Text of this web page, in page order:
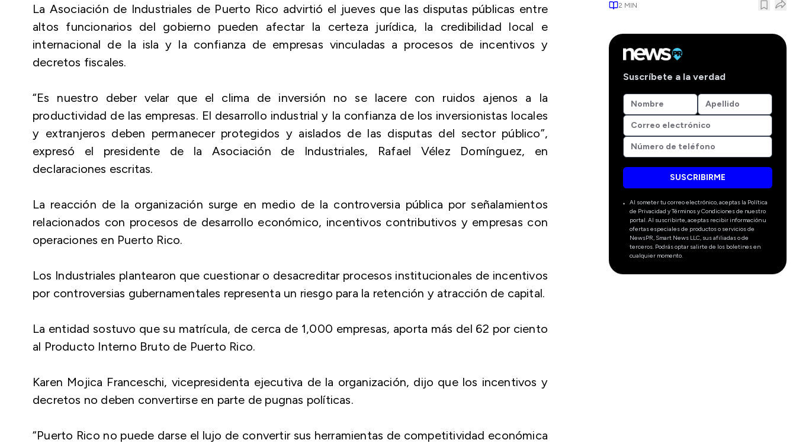
La Asociación de Industriales de Puerto Rico advirtió el jueves que las disputas públicas entre
altos funcionarios del gobierno pueden afectar la certeza jurídica, la credibilidad local e
internacional de la isla y la confianza de empresas vinculadas a procesos de incentivos y
decretos fiscales.
“Es nuestro deber velar que el clima de inversión no se lacere con ruidos ajenos a la
productividad de las empresas. El desarrollo industrial y la confianza de los inversionistas locales
y extranjeros deben permanecer protegidos y aislados de las disputas del sector público”,
expresó el presidente de la Asociación de Industriales, Rafael Vélez Domínguez, en
declaraciones escritas.
La reacción de la organización surge en medio de la controversia pública por señalamientos
relacionados con procesos de desarrollo económico, incentivos contributivos y empresas con
operaciones en Puerto Rico.
Los Industriales plantearon que cuestionar o desacreditar procesos institucionales de incentivos
por controversias gubernamentales representa un riesgo para la retención y atracción de capital.
La entidad sostuvo que su matrícula, de cerca de 1,000 empresas, aporta más del 62 por ciento
al Producto Interno Bruto de Puerto Rico.
Karen Mojica Franceschi, vicepresidenta ejecutiva de la organización, dijo que los incentivos y
decretos no deben convertirse en parte de pugnas políticas.
“Puerto Rico no puede darse el lujo de convertir sus herramientas de competitividad económica
2 MIN
Suscríbete a la verdad
SUSCRIBIRME
Al someter tu correo electrónico, aceptas la Política
de Privacidad y Términos y Condiciones de nuestro
portal. Al suscribirte, aceptas recibir información u
ofertas especiales de productos o servicios de
NewsPR, Smart News LLC, sus afiliadas o de
terceros. Podrás optar salirte de los boletines en
cualquier momento.